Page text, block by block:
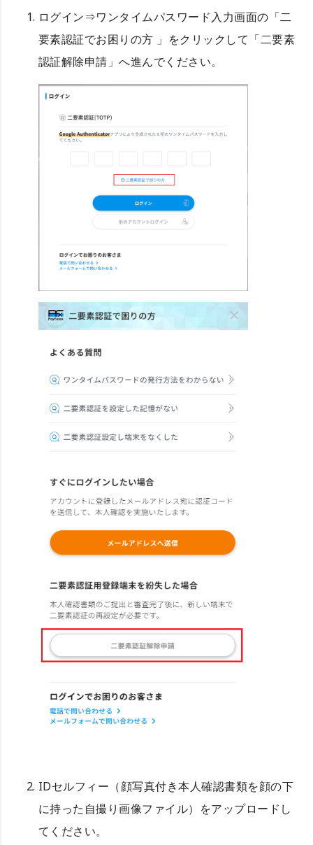
ログイン⇒ワンタイムパスワード入力画面の「二
要素認証でお困りの方 」をクリックして「二要素
認証解除申請」へ進んでください。
IDセルフィー（顔写真付き本人確認書類を顔の下
に持った自撮り画像ファイル）をアップロードし
てください。